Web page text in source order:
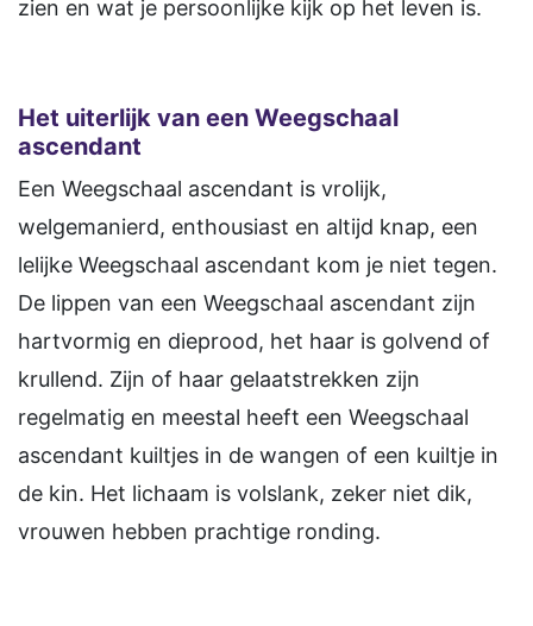
zien en wat je persoonlijke kijk op het leven is.
Het uiterlijk van een Weegschaal
ascendant
Een Weegschaal ascendant is vrolijk,
welgemanierd, enthousiast en altijd knap, een
lelijke Weegschaal ascendant kom je niet tegen.
De lippen van een Weegschaal ascendant zijn
hartvormig en dieprood, het haar is golvend of
krullend. Zijn of haar gelaatstrekken zijn
regelmatig en meestal heeft een Weegschaal
ascendant kuiltjes in de wangen of een kuiltje in
de kin. Het lichaam is volslank, zeker niet dik,
vrouwen hebben prachtige ronding.